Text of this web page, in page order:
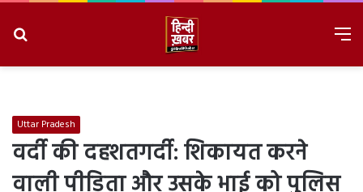
Uttar Pradesh
वर्दी की दहशतगर्दी: शिकायत करने